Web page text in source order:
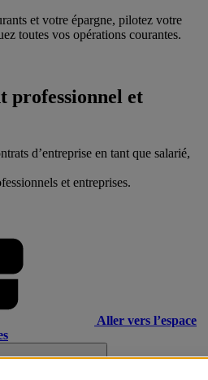
et votre épargne, pilotez votre
toutes vos opérations courantes.
professionnel et
d’entreprise en tant que salarié,
et entreprises.
Aller vers l’espace